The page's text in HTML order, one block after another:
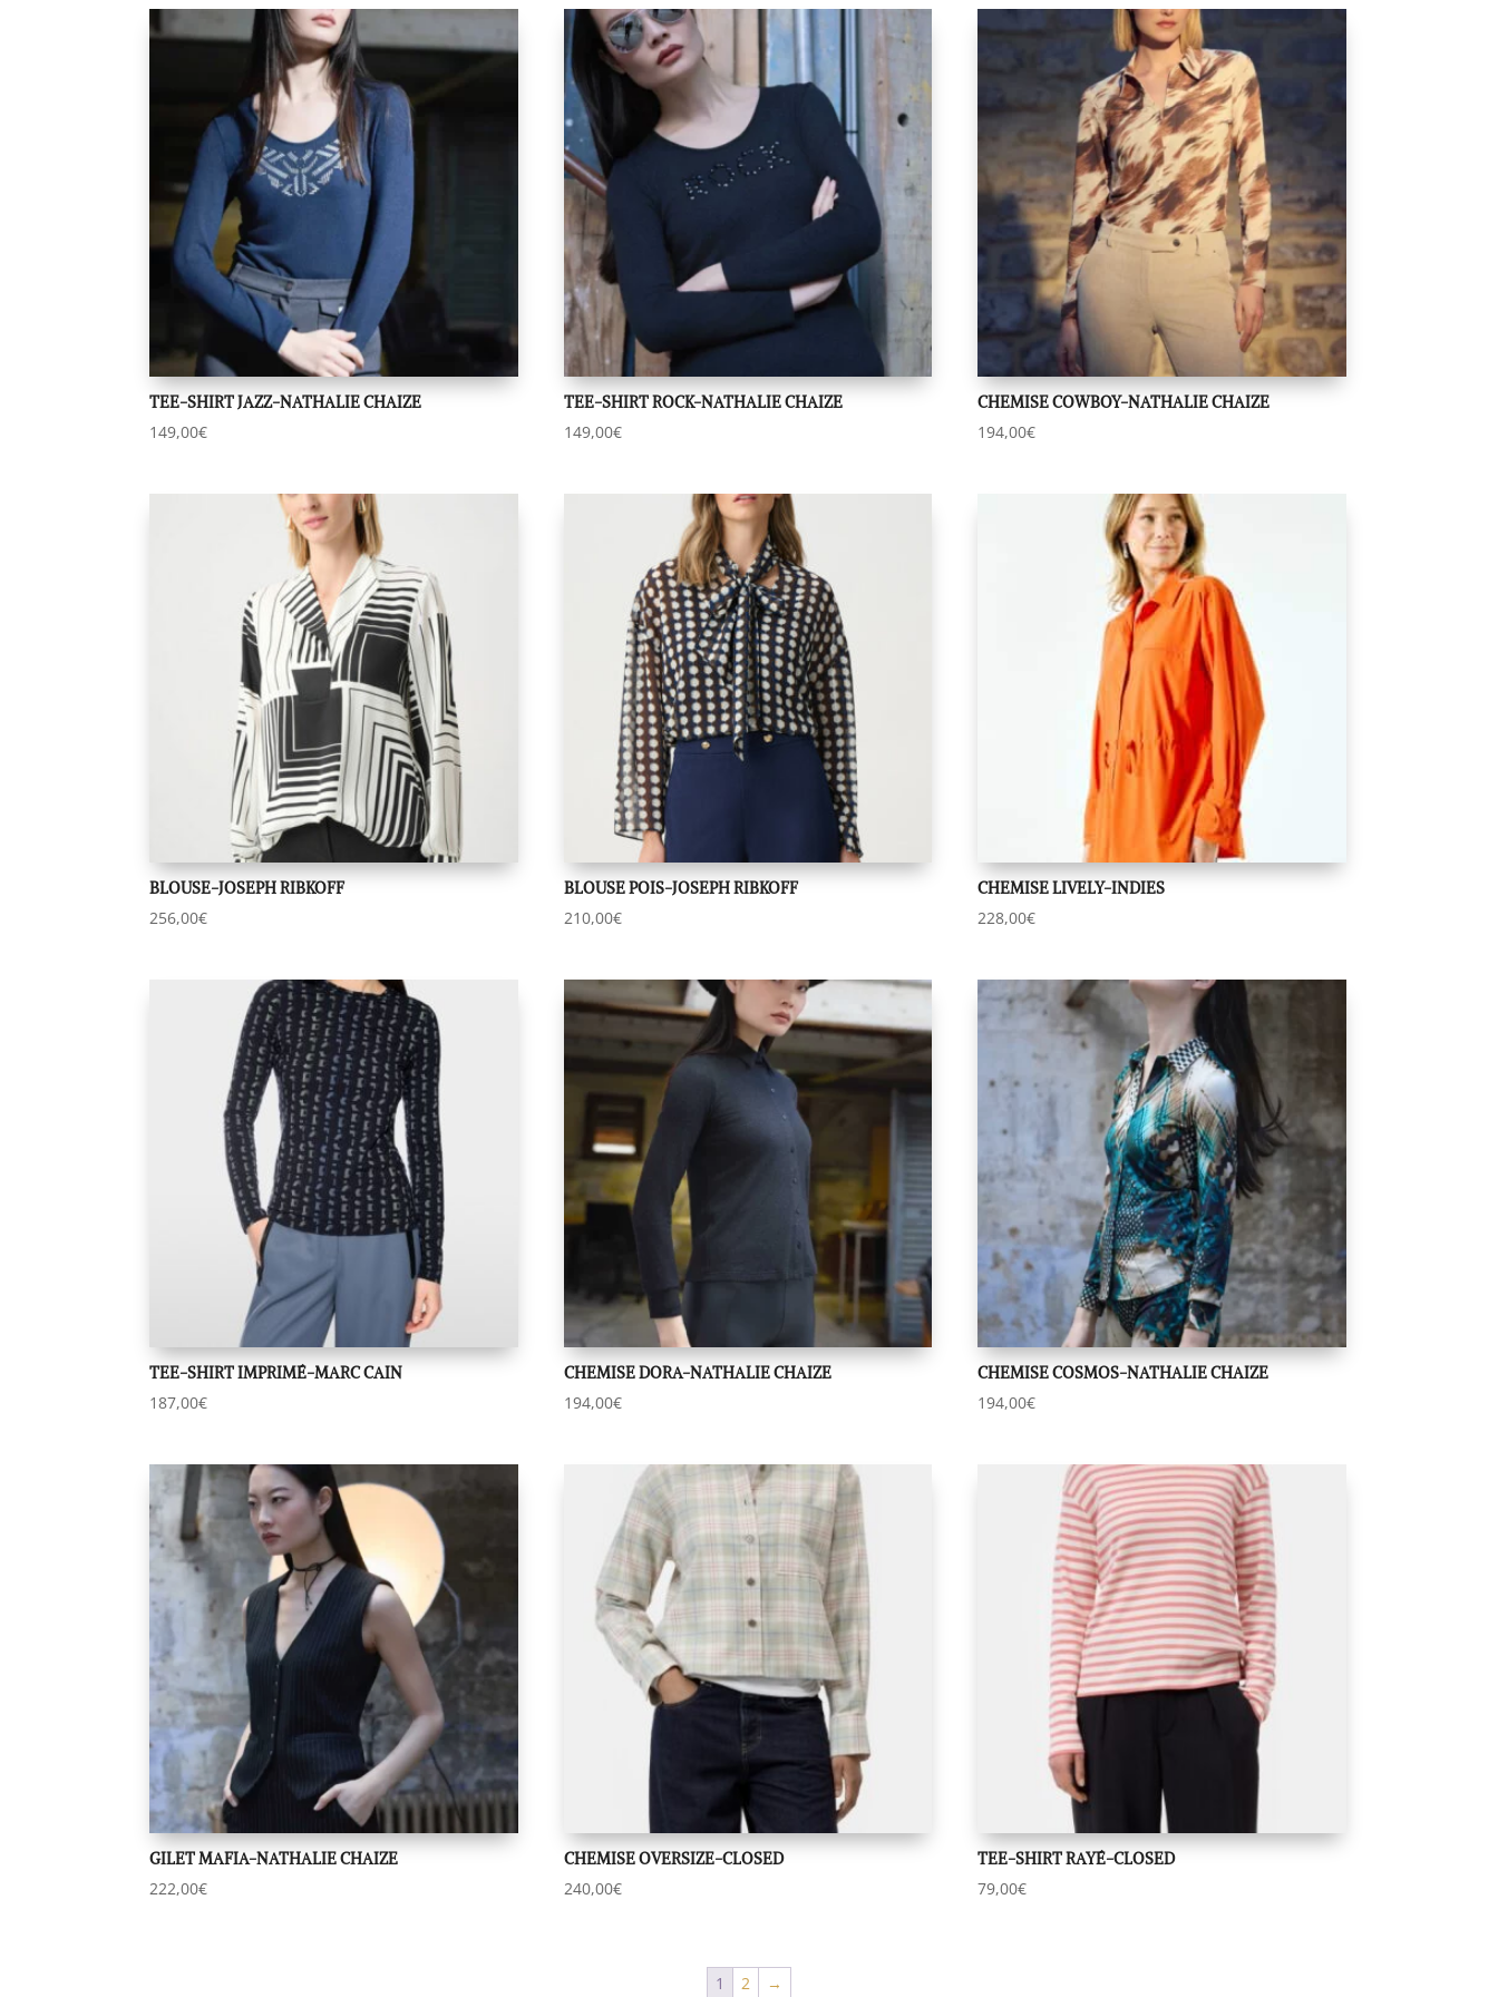
récent
plus
ancien
TEE-SHIRT JAZZ-NATHALIE CHAIZE
149,00€
TEE-SHIRT ROCK-NATHALIE CHAIZE
149,00€
CHEMISE COWBOY-NATHALIE CHAIZE
194,00€
BLOUSE-JOSEPH RIBKOFF
256,00€
BLOUSE POIS-JOSEPH RIBKOFF
210,00€
CHEMISE LIVELY-INDIES
228,00€
TEE-SHIRT IMPRIMÉ-MARC CAIN
187,00€
CHEMISE DORA-NATHALIE CHAIZE
194,00€
CHEMISE COSMOS-NATHALIE CHAIZE
194,00€
GILET MAFIA-NATHALIE CHAIZE
222,00€
CHEMISE OVERSIZE-CLOSED
240,00€
TEE-SHIRT RAYÉ-CLOSED
79,00€
1 2 →